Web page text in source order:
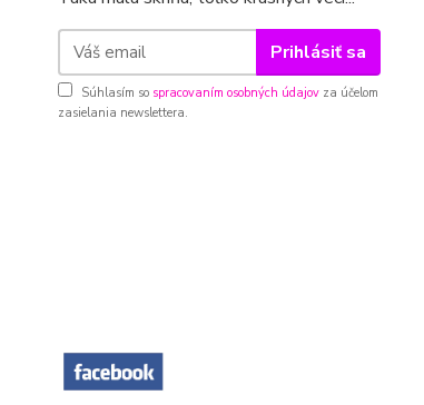
Prihlásiť sa
Súhlasím so spracovaním osobných údajov za účelom
zasielania newslettera.